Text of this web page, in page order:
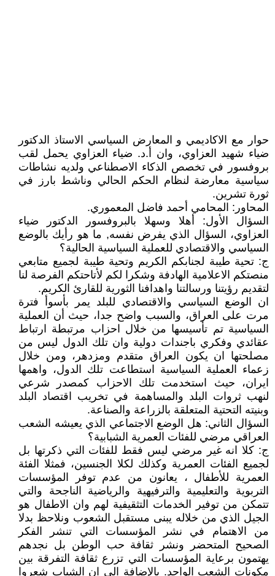
حوار مع الاكاديمي و المعارض السياسي الاستاذ الدكتور
ضياء شهيد العزاوي، وان أ.د. ضياء العزاوي يحمل لقب
بروفسور في تخصص الذكاء الاصطناعي ولديه نشاطات
سياسية معارضة لنظام الحكم الحالي وناشط بارز في
ثورة تشرين.
المحاور: المحامي أحمد فاضل المعموري.
السؤال الأول: أهلا وسهلا بالبروفسور الدكتور ضياء
العزاوي، السؤال الذي يفرض نفسه, ما هو رأيك بالوضع
السياسي والاقتصادي للعملية السياسية الحالية؟
ج: تحية طيبة لجنابكم الكريم وتحية طيبة لجميع متابعي
منصتكم الاعلامية الهادفة وشكرا لكم لأتاحتكم الفرصة لنا
لتقديم رؤيتنا ورسالتنا واهدافنا الثورية للقارئ الكريم.
ان الوضع السياسي والاقتصادي للبلد يمر بأسوأ فترة
مرت على العراق، والسبب واضح جدا، حيث أن العملية
السياسية تم تأسيسها من خلال احزاب مرتبطة ارتباط
عقائدي وفكري باجندات دولية وان تلك الدول ليس من
مصلحتها ان يكون العراق متقدم ومزدهر، ومن خلال
زعماء العملية السياسية استطاعت تلك الدول، واهمها
ايران، حيث استخدمت تلك الاحزاب كمصدر شرعي
لنهب ثروات البلد والمساهمة في تخريب اقتصاد البلد
وبنيته التحتية المتعلقة بالزراعة والصناعة.
السؤال الثاني: هل الوضع الاجتماعي الذي يعيشه الشعب
العراقي مرضي للفئات العمرية الشبابية؟
ج: كلا انه غير مرضي ليس فقط للفئات التي ذكرتها بل
لجميع الفئات العمرية وكذلك لكلا الجنسين، فمثلا الفئة
العمرية للأطفال ، يعانون من عدم توفر المؤسسات
التربوية والتعليمية والترفيهية والرياضية الناجحة والتي
تتمكن من توفير الخدمات التثقيفية لهم وان الاطفال هو
الجيل الذي من خلاله يبنى مستقبل الشعوب ونلاحظ بدلا
من الاهتمام في نشر المؤسسات التي تنشر الفكر
الصحيح المتحضر ونشر ثقافة حب الوطن بل نجدهم
يهتمون برعاية المؤسسات التي تزرع ثقافة التفرقة بين
مكونات الشعب الواحد. بالإضافة الى ان الشباب شعروا